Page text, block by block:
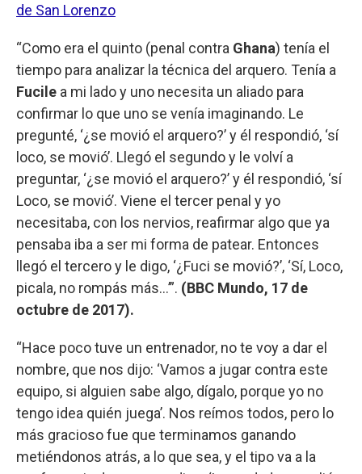
de San Lorenzo
“Como era el quinto (penal contra Ghana) tenía el
tiempo para analizar la técnica del arquero. Tenía a
Fucile a mi lado y uno necesita un aliado para
confirmar lo que uno se venía imaginando. Le
pregunté, ‘¿se movió el arquero?’ y él respondió, ‘sí
loco, se movió’. Llegó el segundo y le volví a
preguntar, ‘¿se movió el arquero?’ y él respondió, ‘sí
Loco, se movió’. Viene el tercer penal y yo
necesitaba, con los nervios, reafirmar algo que ya
pensaba iba a ser mi forma de patear. Entonces
llegó el tercero y le digo, ‘¿Fuci se movió?’, ‘Sí, Loco,
picala, no rompás más...’”. (BBC Mundo, 17 de
octubre de 2017).
“Hace poco tuve un entrenador, no te voy a dar el
nombre, que nos dijo: ‘Vamos a jugar contra este
equipo, si alguien sabe algo, dígalo, porque yo no
tengo idea quién juega’. Nos reímos todos, pero lo
más gracioso fue que terminamos ganando
metiéndonos atrás, a lo que sea, y el tipo va a la